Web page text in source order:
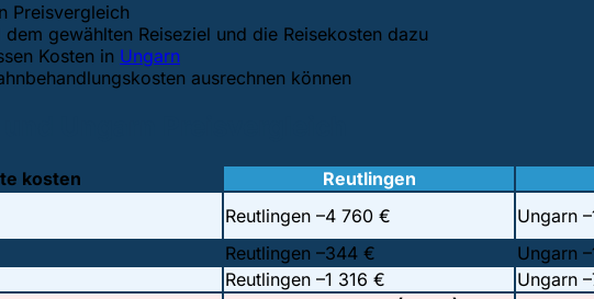
Preisvergleich
gewählten Reiseziel und die Reisekosten dazu
Kosten in Ungarn
ausrechnen können
kosten Reutlingen
Reutlingen –4 760 € Ungarn –
Reutlingen –344 € Ungarn –
Reutlingen –1 316 € Ungarn –